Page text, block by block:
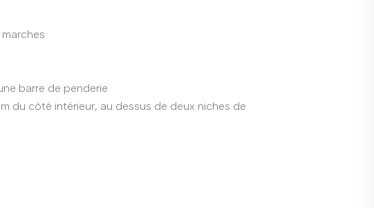
barre de penderie
du côté intérieur, au dessus de deux niches de